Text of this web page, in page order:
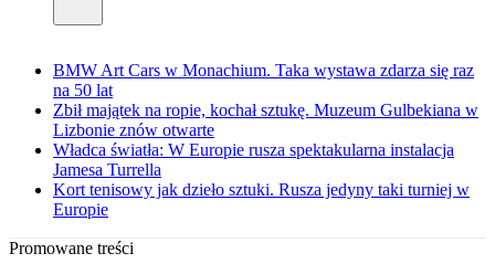
BMW Art Cars w Monachium. Taka wystawa zdarza się raz
na 50 lat
Zbił majątek na ropie, kochał sztukę. Muzeum Gulbekiana w
Lizbonie znów otwarte
Władca światła: W Europie rusza spektakularna instalacja
Jamesa Turrella
Kort tenisowy jak dzieło sztuki. Rusza jedyny taki turniej w
Europie
Promowane treści